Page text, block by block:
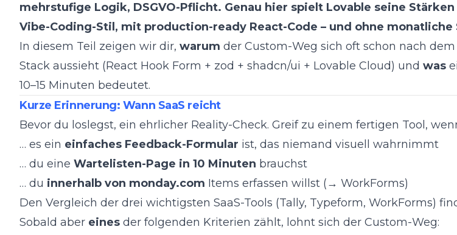
mehrstufige Logik, DSGVO-Pflicht. Genau hier spielt Lovable seine
Vibe-Coding-Stil, mit production-ready React-Code – und ohne monatliche
In diesem Teil zeigen wir dir, warum der Custom-Weg sich oft schon nach
Stack aussieht (React Hook Form + zod + shadcn/ui + Lovable Cloud) und was
10–15 Minuten bedeutet.
Kurze Erinnerung: Wann SaaS reicht
Bevor du loslegst, ein ehrlicher Reality-Check. Greif zu einem fertigen Tool,
… es ein einfaches Feedback-Formular ist, das niemand visuell wahrnimmt
… du eine Wartelisten-Page in 10 Minuten brauchst
… du innerhalb von monday.com Items erfassen willst (→ WorkForms)
Den Vergleich der drei wichtigsten SaaS-Tools (Tally, Typeform, WorkForms)
Sobald aber eines der folgenden Kriterien zählt, lohnt sich der Custom-Weg: